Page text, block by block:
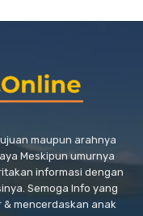
maupun arahnya
Meskipun umurnya
informasi dengan
Semoga Info yang
mencerdaskan anak